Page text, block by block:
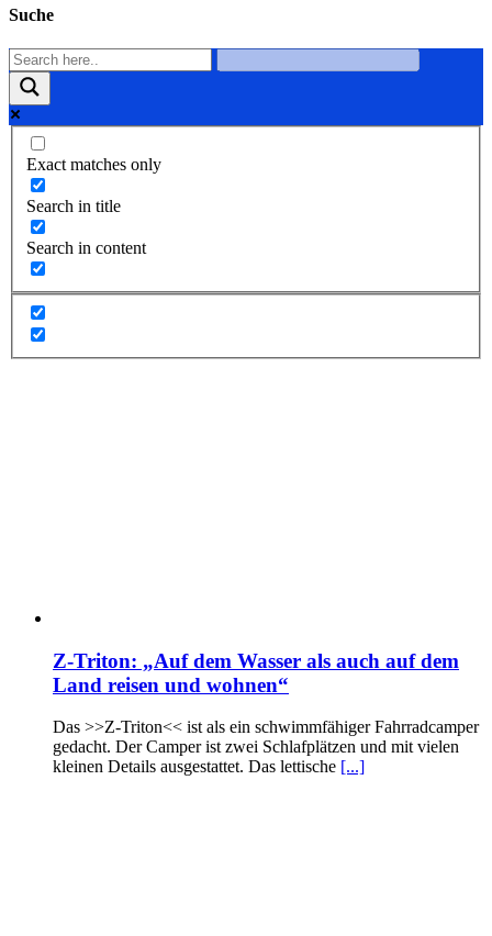
Suche
Exact matches only
Search in title
Search in content
Z-Triton: „Auf dem Wasser als auch auf dem
Land reisen und wohnen“
Das >>Z-Triton<< ist als ein schwimmfähiger Fahrradcamper
gedacht. Der Camper ist zwei Schlafplätzen und mit vielen
kleinen Details ausgestattet. Das lettische [...]